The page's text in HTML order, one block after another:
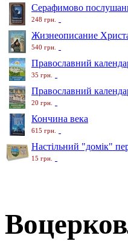
Серафимово
248 грн.
Жизнеописание
540 грн.
Православний
35 грн.
Православний
20 грн.
Кончина века
615 грн.
Настільний "домік"
15 грн.